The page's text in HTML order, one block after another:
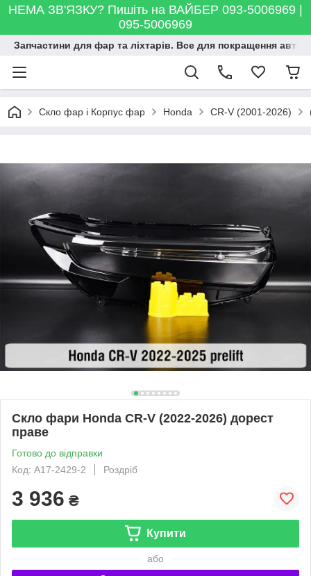
НЕМА ЗВ'ЯЗКУ? Пишіть на ВАЙБЕР 093-5006969 |
095-5006969
Запчастини для фар та ліхтарів. Все для покращення
Скло фар і Корпус фар Honda CR-V (2001-2026)
Скло фари Honda CR-V (2022-2026) дорест
праве
Готово до відправки
Код: A17-2429-2
Роздріб
3 936 ₴
Купити
або